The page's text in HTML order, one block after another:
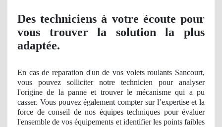
Des techniciens à votre écoute pour
vous trouver la solution la plus
adaptée.
En cas de reparation d'un de vos volets roulants Sancourt,
vous pouvez solliciter notre technicien pour analyser
l'origine de la panne et trouver le mécanisme qui a pu
casser. Vous pouvez également compter sur l’expertiseet la
force de conseil de nos équipes techniques pour évaluer
l'ensemble de vos équipements et identifier les points faibles